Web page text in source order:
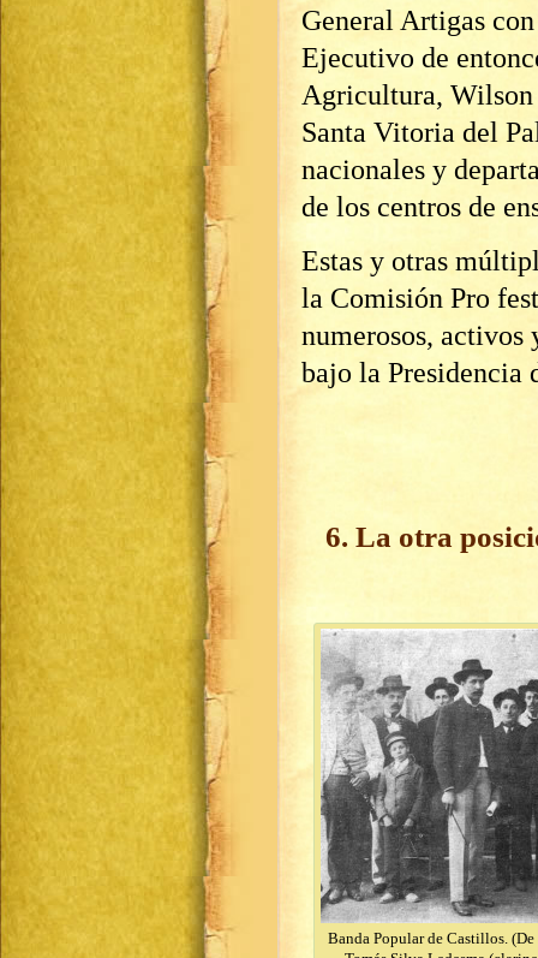
General Artigas
Ejecutivo de
Agricultura, Wilson
Santa Vitoria del
nacionales y
de los centros de
Estas y otras
la Comisión Pro
numerosos, activos
bajo la Presidencia
6. La otra
Banda Popular de Castillos.